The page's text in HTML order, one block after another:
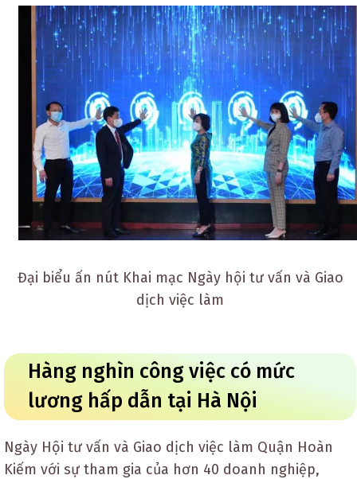
Đại biểu ấn nút Khai mạc Ngày hội tư vấn và Giao
dịch việc làm
Hàng nghìn công việc có mức
lương hấp dẫn tại Hà Nội
Ngày Hội tư vấn và Giao dịch việc làm Quận Hoàn
Kiếm với sự tham gia của hơn 40 doanh nghiệp,